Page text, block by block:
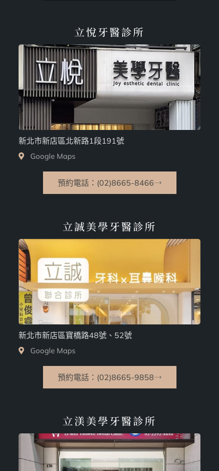
立悅牙醫診所
新北市新店區北新路1段191號
Google Maps
預約電話：(02)8665-8466
立誠美學牙醫診所
新北市新店區寶橋路48號、52號
Google Maps
預約電話：(02)8665-9858
立渼美學牙醫診所